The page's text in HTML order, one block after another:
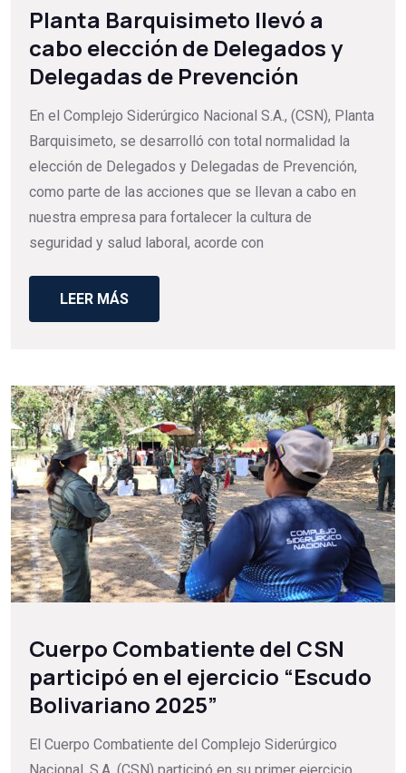
Planta Barquisimeto llevó a
cabo elección de Delegados y
Delegadas de Prevención
En el Complejo Siderúrgico Nacional S.A., (CSN), Planta
Barquisimeto, se desarrolló con total normalidad la
elección de Delegados y Delegadas de Prevención,
como parte de las acciones que se llevan a cabo en
nuestra empresa para fortalecer la cultura de
seguridad y salud laboral, acorde con
LEER MÁS
Cuerpo Combatiente del CSN
participó en el ejercicio “Escudo
Bolivariano 2025”
El Cuerpo Combatiente del Complejo Siderúrgico